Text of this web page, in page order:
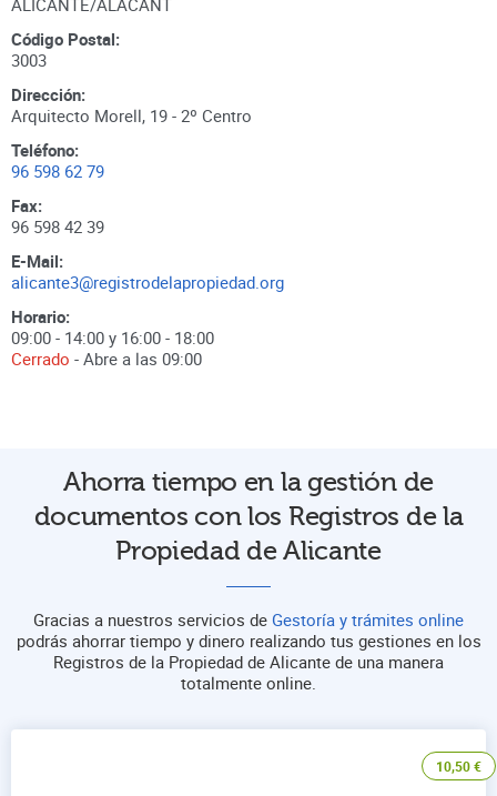
Código Postal:
3003
Dirección:
Arquitecto Morell, 19 - 2º Centro
Teléfono:
96 598 62 79
Fax:
96 598 42 39
E-Mail:
alicante3@registrodelapropiedad.org
Horario:
09:00 - 14:00 y 16:00 - 18:00
Cerrado - Abre a las 09:00
Ahorra tiempo en la gestión de
documentos con los Registros de la
Propiedad de Alicante
Gracias a nuestros servicios de Gestoría y trámites online
podrás ahorrar tiempo y dinero realizando tus gestiones en los
Registros de la Propiedad de Alicante de una manera
totalmente online.
10,50€